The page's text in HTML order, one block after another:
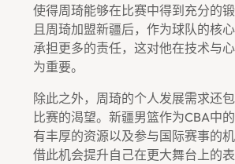
使得周琦能够在比赛中得到充分的
且周琦加盟新疆后，作为球队的核
承担更多的责任，这对他在技术与
为重要。
除此之外，周琦的个人发展需求还
比赛的渴望。新疆男篮作为CBA中
有丰厚的资源以及参与国际赛事的
借此机会提升自己在更大舞台上的